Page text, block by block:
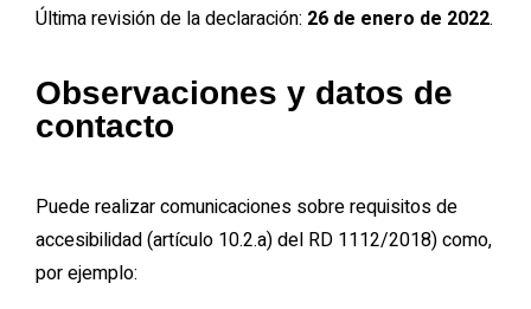
Última revisión de la declaración: 26 de enero de 2022.
Observaciones y datos de
contacto
Puede realizar comunicaciones sobre requisitos de
accesibilidad (artículo 10.2.a) del RD 1112/2018) como,
por ejemplo: